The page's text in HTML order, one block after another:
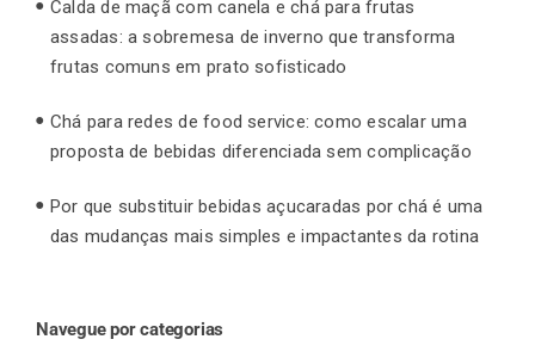
Calda de maçã com canela e chá para frutas
assadas: a sobremesa de inverno que transforma
frutas comuns em prato sofisticado
Chá para redes de food service: como escalar uma
proposta de bebidas diferenciada sem complicação
Por que substituir bebidas açucaradas por chá é uma
das mudanças mais simples e impactantes da rotina
Navegue por categorias